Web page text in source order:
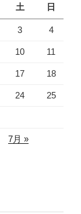
土 日
3 4
10 11
17 18
24 25
7月 »